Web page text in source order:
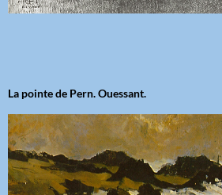
La pointe de Pern. Ouessant.